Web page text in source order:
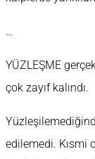
…
YÜZLEŞME
çok zayıf kalındı.
edilemedi. Kısmi